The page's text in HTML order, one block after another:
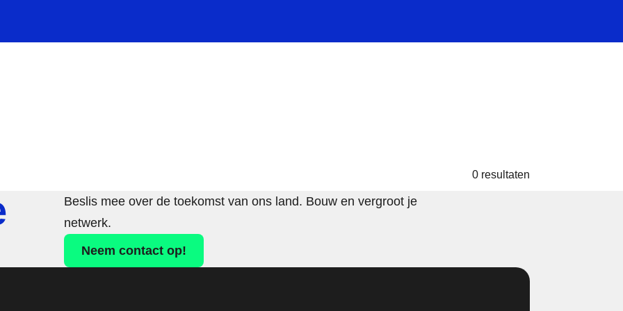
0 resultaten
Beslis mee over de toekomst van ons land. Bouw en vergroot je
netwerk.
Neem contact op!